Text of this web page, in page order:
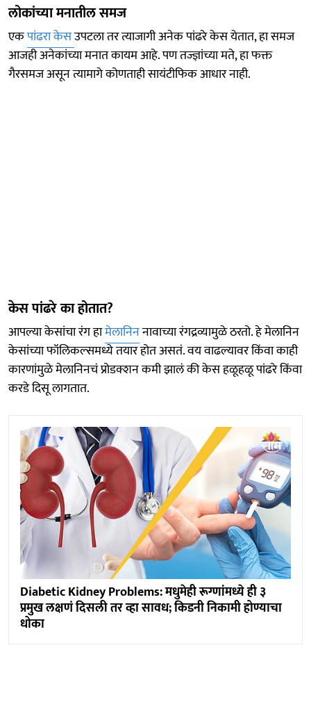
लोकांच्या मनातील समज
एकपांढरा केसउपटला तर त्याजागी अनेक पांढरे केस येतात, हा समज
आजही अनेकांच्या मनात कायम आहे. पण तज्ज्ञांच्या मते, हा फक्त
गैरसमज असून त्यामागे कोणताही सायंटीफिक आधार नाही.
केस पांढरे का होतात?
आपल्या केसांचा रंग हामेलानिननावाच्या रंगद्रव्यामुळे ठरतो. हे मेलानिन
केसांच्या फॉलिकल्समध्ये तयार होत असतं. वय वाढल्यावर किंवा काही
कारणांमुळे मेलानिनचं प्रोडक्शन कमी झालं की केस हळूहळू पांढरे किंवा
करडे दिसू लागतात.
Diabetic Kidney Problems: मधुमेही रूग्णांमध्ये ही ३
प्रमुख लक्षणं दिसली तर व्हा सावध; किडनी निकामी होण्याचा
धोका